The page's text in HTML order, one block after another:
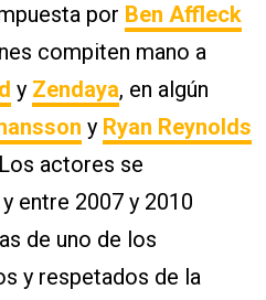
por Ben Affleck
compiten mano a
y Zendaya, en algún
y Ryan Reynolds
actores se
entre 2007 y 2010
de uno de los
y respetados de la